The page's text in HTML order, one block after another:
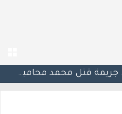
“من كل صورة أموال”.. اتهامات للشرطة بعد تشديد آلية كاميرات السرعة